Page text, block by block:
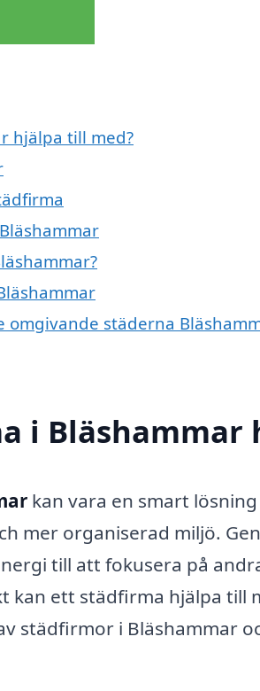
hjälpa till med?
omgivande städerna
i Bläshammar
kan vara en smart
mer organiserad miljö.
till att fokusera på
kan ett städfirma hjälpa till
städfirmor i Bläshammar